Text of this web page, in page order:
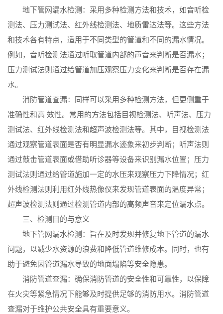
地下管网漏水检测：采用多种检测方法和技术，如音听检
测法、压力测试法、红外线检测法、地质雷达法等。这些方法
和技术各有特点，适用于不同类型的管道和不同的漏水情况。
例如，音听检测法通过听取管道内部的声音来判断是否漏水；
压力测试法则通过给管道加压观察压力变化来判断是否存在漏
水。
消防管道查漏：同样可以采用多种检测方法，但更侧重于
准确性和高 效性。常用的方法包括目视检测法、听声法、压力
测试法、红外线检测法和超声波检测法等。其中，目视检测法
通过观察管道表面是否有明显漏水迹象来初步判断；听声法则
通过敲击管道表面或借助听诊器等设备来识别漏水位置；压力
测试法则通过给管道施加一定的水压来观察压力下降情况；红
外线检测法则利用红外线热像仪来发现管道表面的温度异常；
超声波检测法则通过检测管道内部的高频声音来定位漏水点。
三、检测目的与意义
地下管网漏水检测：旨在及时发现并修复地下管道的漏水
问题，以减少水资源的浪费和降低管道维修成本。同时，也有
助于避免因管道漏水导致的地面塌陷等安全隐患。
消防管道查漏：确保消防管道的安全性和可靠性，以保障
在火灾等紧急情况下能够及时提供足够的消防用水。消防管道
查漏对于维护公共安全具有重要意义。